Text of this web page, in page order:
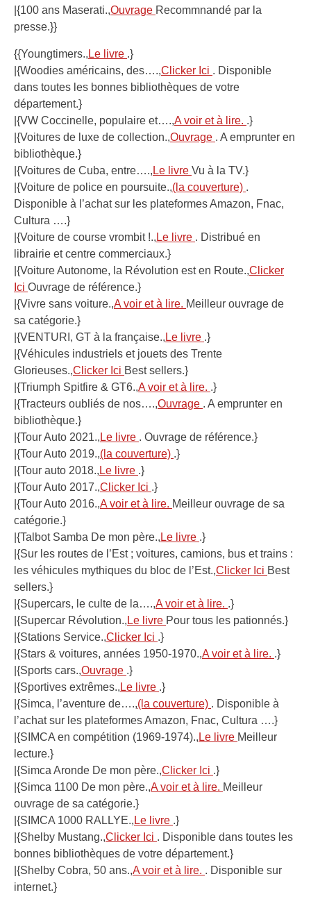
|{100 ans Maserati.,Ouvrage Recommnandé par la
presse.}}
{{Youngtimers., Le livre .}
|{Woodies américains, des….,Clicker Ici . Disponible
dans toutes les bonnes bibliothèques de votre
département.}
|{VW Coccinelle, populaire et….,A voir et à lire. .}
|{Voitures de luxe de collection.,Ouvrage . A emprunter en
bibliothèque.}
|{Voitures de Cuba, entre…., Le livre Vu à la TV.}
|{Voiture de police en poursuite.,(la couverture) .
Disponible à l’achat sur les plateformes Amazon, Fnac,
Cultura ….}
|{Voiture de course vrombit !., Le livre . Distribué en
librairie et centre commerciaux.}
|{Voiture Autonome, la Révolution est en Route.,Clicker
Ici Ouvrage de référence.}
|{Vivre sans voiture.,A voir et à lire. Meilleur ouvrage de
sa catégorie.}
|{VENTURI, GT à la française., Le livre .}
|{Véhicules industriels et jouets des Trente
Glorieuses.,Clicker Ici Best sellers.}
|{Triumph Spitfire & GT6.,A voir et à lire. .}
|{Tracteurs oubliés de nos….,Ouvrage . A emprunter en
bibliothèque.}
|{Tour Auto 2021., Le livre . Ouvrage de référence.}
|{Tour Auto 2019.,(la couverture) .}
|{Tour auto 2018., Le livre .}
|{Tour Auto 2017.,Clicker Ici .}
|{Tour Auto 2016.,A voir et à lire. Meilleur ouvrage de sa
catégorie.}
|{Talbot Samba De mon père., Le livre .}
|{Sur les routes de l’Est ; voitures, camions, bus et trains :
les véhicules mythiques du bloc de l’Est.,Clicker Ici Best
sellers.}
|{Supercars, le culte de la….,A voir et à lire. .}
|{Supercar Révolution., Le livre Pour tous les pationnés.}
|{Stations Service.,Clicker Ici .}
|{Stars & voitures, années 1950-1970.,A voir et à lire. .}
|{Sports cars.,Ouvrage .}
|{Sportives extrêmes., Le livre .}
|{Simca, l’aventure de….,(la couverture) . Disponible à
l’achat sur les plateformes Amazon, Fnac, Cultura ….}
|{SIMCA en compétition (1969-1974)., Le livre Meilleur
lecture.}
|{Simca Aronde De mon père.,Clicker Ici .}
|{Simca 1100 De mon père.,A voir et à lire. Meilleur
ouvrage de sa catégorie.}
|{SIMCA 1000 RALLYE., Le livre .}
|{Shelby Mustang.,Clicker Ici . Disponible dans toutes les
bonnes bibliothèques de votre département.}
|{Shelby Cobra, 50 ans.,A voir et à lire. . Disponible sur
internet.}